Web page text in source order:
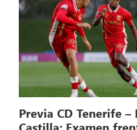
Previa CD Tenerife
Castilla: Examen